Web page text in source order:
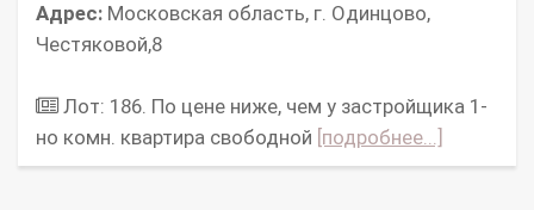
Адрес: Московская область, г. Одинцово,
Честяковой,8
Лот: 186. По цене ниже, чем у застройщика 1-
но комн. квартира свободной [подробнее...]